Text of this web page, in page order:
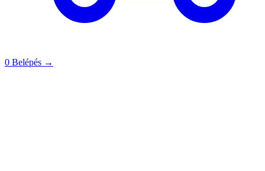
0 Belépés →